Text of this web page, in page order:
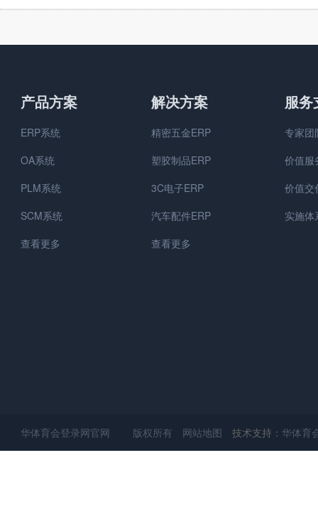
产品方案
ERP系统
OA系统
PLM系统
SCM系统
查看更多
解决方案
精密五金ERP
塑胶制品ERP
3C电子ERP
汽车配件ERP
查看更多
服务
专家团
价值服
价值交
实施体
华体育会登录网官网 版权所有 网站地图 技术支持：华体育